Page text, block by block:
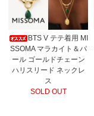
BTS V テテ着用 MI
SSOMA マラカイト＆パ
ール ゴールドチェーン
ハリスリード ネックレ
ス
SOLD OUT